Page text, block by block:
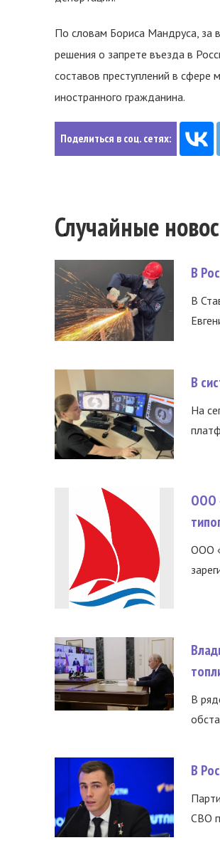
По словам Бориса Мандруса, за
решения о запрете въезда в
составов преступлений в сфере
иностранного гражданина.
Поделиться в соц. сетях:
Случайные
В
В
В
На
ООО
ООО
В
В
СВО